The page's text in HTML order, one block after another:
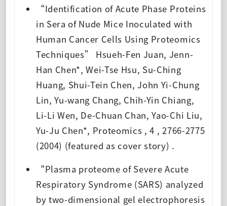
“Identification of Acute Phase Proteins
in Sera of Nude Mice Inoculated with
Human Cancer Cells Using Proteomics
Techniques” Hsueh-Fen Juan, Jenn-
Han Chen*, Wei-Tse Hsu, Su-Ching
Huang, Shui-Tein Chen, John Yi-Chung
Lin, Yu-wang Chang, Chih-Yin Chiang,
Li-Li Wen, De-Chuan Chan, Yao-Chi Liu,
Yu-Ju Chen*, Proteomics , 4 , 2766-2775
(2004) (featured as cover story) .
“Plasma proteome of Severe Acute
Respiratory Syndrome (SARS) analyzed
by two-dimensional gel electrophoresis